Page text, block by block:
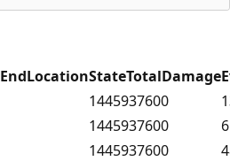
EndLocationStateTotalDamage
1445937600
1445937600
1445937600